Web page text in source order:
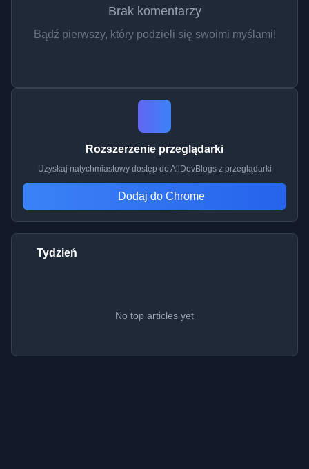
Brak komentarzy
Bądź pierwszy, który podzieli się swoimi myślami!
Rozszerzenie przeglądarki
Uzyskaj natychmiastowy dostęp do AllDevBlogs z przeglądarki
Dodaj do Chrome
Tydzień
No top articles yet